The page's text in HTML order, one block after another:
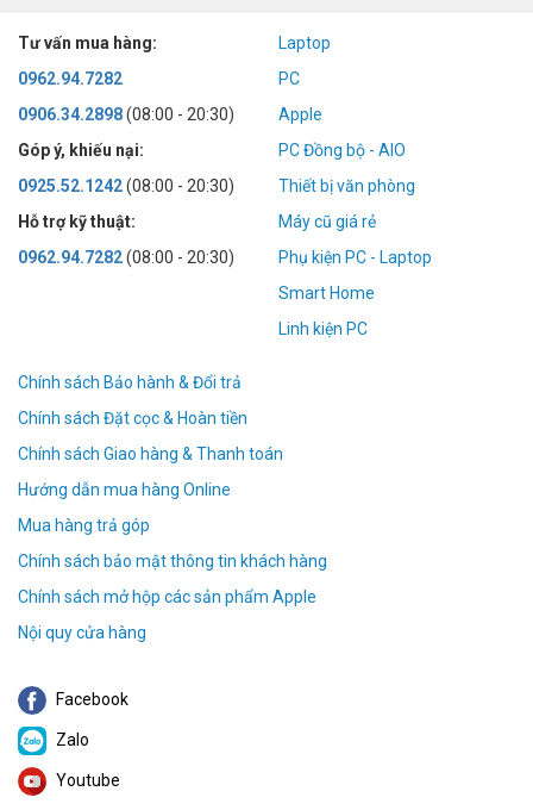
Tư vấn mua hàng:
0962.94.7282
0906.34.2898(08:00 - 20:30)
Góp ý, khiếu nại:
0925.52.1242(08:00 - 20:30)
Hỗ trợ kỹ thuật:
0962.94.7282(08:00 - 20:30)
Laptop
PC
Apple
PC Đồng bộ - AIO
Thiết bị văn phòng
Máy cũ giá rẻ
Phụ kiện PC - Laptop
Smart Home
Linh kiện PC
Chính sách Bảo hành & Đổi trả
Chính sách Đặt cọc & Hoàn tiền
Chính sách Giao hàng & Thanh toán
Hướng dẫn mua hàng Online
Mua hàng trả góp
Chính sách bảo mật thông tin khách hàng
Chính sách mở hộp các sản phẩm Apple
Nội quy cửa hàng
Facebook
Zalo
Youtube